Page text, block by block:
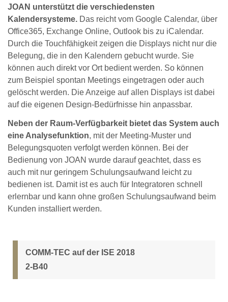
JOAN unterstützt die verschiedensten
Kalendersysteme. Das reicht vom Google Calendar, über
Office365, Exchange Online, Outlook bis zu iCalendar.
Durch die Touchfähigkeit zeigen die Displays nicht nur die
Belegung, die in den Kalendern gebucht wurde. Sie
können auch direkt vor Ort bedient werden. So können
zum Beispiel spontan Meetings eingetragen oder auch
gelöscht werden. Die Anzeige auf allen Displays ist dabei
auf die eigenen Design-Bedürfnisse hin anpassbar.
Neben der Raum-Verfügbarkeit bietet das System auch
eine Analysefunktion, mit der Meeting-Muster und
Belegungsquoten verfolgt werden können. Bei der
Bedienung von JOAN wurde darauf geachtet, dass es
auch mit nur geringem Schulungsaufwand leicht zu
bedienen ist. Damit ist es auch für Integratoren schnell
erlernbar und kann ohne großen Schulungsaufwand beim
Kunden installiert werden.
COMM-TEC auf der ISE 2018
2-B40